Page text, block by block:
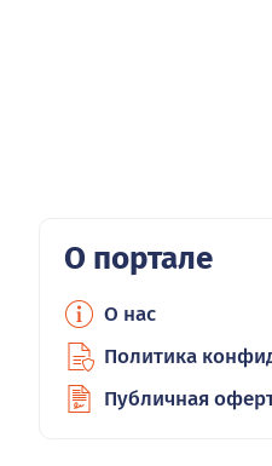
О портале
О нас
Политика
Публичная